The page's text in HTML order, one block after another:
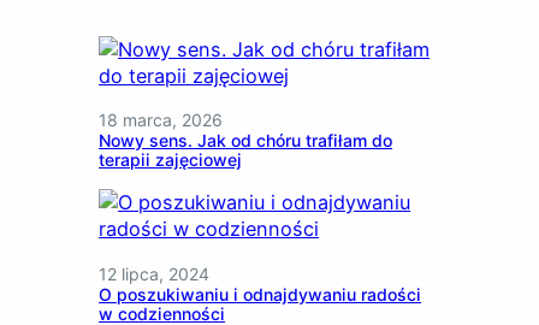
18 marca, 2026
Nowy sens. Jak od chóru trafiłam do
terapii zajęciowej
12 lipca, 2024
O poszukiwaniu i odnajdywaniu radości
w codzienności